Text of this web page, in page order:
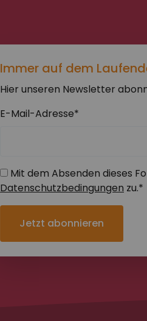
Immer auf dem
Hier unseren Newsletter
E-Mail-Adresse*
Mit dem Absenden dieses
Datenschutzbedingungen zu.*
Jetzt abonnieren